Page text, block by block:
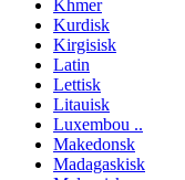
Khmer
Kurdisk
Kirgisisk
Latin
Lettisk
Litauisk
Luxembou ..
Makedonsk
Madagaskisk